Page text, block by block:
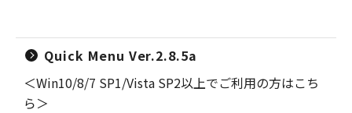
Quick Menu Ver.2.8.5a
＜Win10/8/7 SP1/Vista SP2以上でご利用の方はこち
ら＞